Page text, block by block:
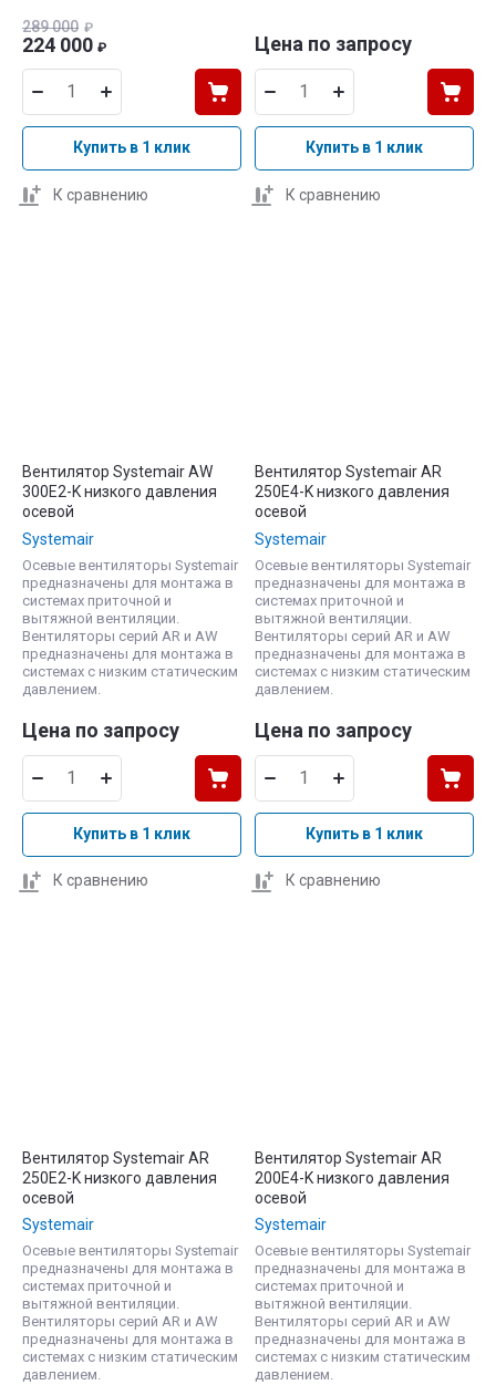
289 000 ₽
224 000 ₽
Купить в 1 клик
К сравнению
Цена по запросу
Купить в 1 клик
К сравнению
Вентилятор Systemair AW
300E2-K низкого давления
осевой
Systemair
Осевые вентиляторы Systemair
предназначены для монтажа в
системах приточной и
вытяжной вентиляции.
Вентиляторы серий AR и AW
предназначены для монтажа в
системах с низким статическим
давлением.
Цена по запросу
Купить в 1 клик
К сравнению
Вентилятор Systemair AR
250E4-K низкого давления
осевой
Systemair
Осевые вентиляторы Systemair
предназначены для монтажа в
системах приточной и
вытяжной вентиляции.
Вентиляторы серий AR и AW
предназначены для монтажа в
системах с низким статическим
давлением.
Цена по запросу
Купить в 1 клик
К сравнению
Вентилятор Systemair AR
250E2-K низкого давления
осевой
Systemair
Осевые вентиляторы Systemair
предназначены для монтажа в
системах приточной и
вытяжной вентиляции.
Вентиляторы серий AR и AW
предназначены для монтажа в
системах с низким статическим
давлением.
Вентилятор Systemair AR
200E4-K низкого давления
осевой
Systemair
Осевые вентиляторы Systemair
предназначены для монтажа в
системах приточной и
вытяжной вентиляции.
Вентиляторы серий AR и AW
предназначены для монтажа в
системах с низким статическим
давлением.